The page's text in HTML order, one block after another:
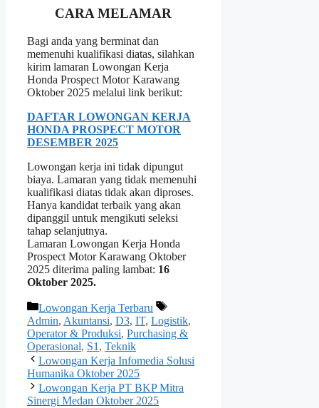
CARA MELAMAR
Bagi anda yang berminat dan
memenuhi kualifikasi diatas, silahkan
kirim lamaran Lowongan Kerja
Honda Prospect Motor Karawang
Oktober 2025 melalui link berikut:
DAFTAR LOWONGAN KERJA
HONDA PROSPECT MOTOR
DESEMBER 2025
Lowongan kerja ini tidak dipungut
biaya. Lamaran yang tidak memenuhi
kualifikasi diatas tidak akan diproses.
Hanya kandidat terbaik yang akan
dipanggil untuk mengikuti seleksi
tahap selanjutnya.
Lamaran Lowongan Kerja Honda
Prospect Motor Karawang Oktober
2025 diterima paling lambat: 16
Oktober 2025.
Kategori
Lowongan Kerja Terbaru
Tag
Admin, Akuntansi, D3, IT, Logistik,
Operator & Produksi, Purchasing &
Operasional, S1 , Teknik
Lowongan Kerja Infomedia Solusi
Humanika Oktober 2025
Lowongan Kerja PT BKP Mitra
Sinergi Medan Oktober 2025